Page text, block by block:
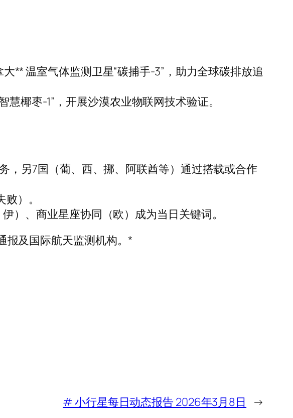
** 温室气体监测卫星“碳捕手-3”，助力全球碳排放追
椰枣-1”，开展沙漠农业物联网技术验证。
，另7国（葡、西、挪、阿联酋等）通过搭载或合作
）。
）、商业星座协同（欧）成为当日关键词。
报及国际航天监测机构。*
# 小行星每日动态报告 2026年3月8日 →